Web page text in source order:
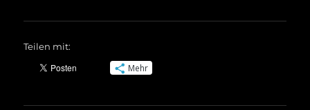
Teilen mit:
Mehr